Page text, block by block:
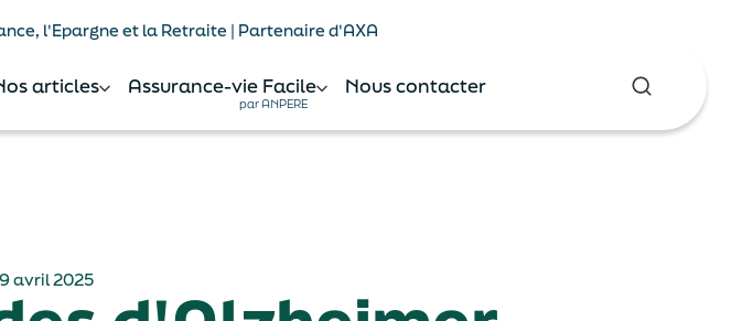
l'Epargne et la Retraite | Partenaire d'AXA
articles Assurance-vie Facile
par ANPERE
Nous contacter
9 avril 2025